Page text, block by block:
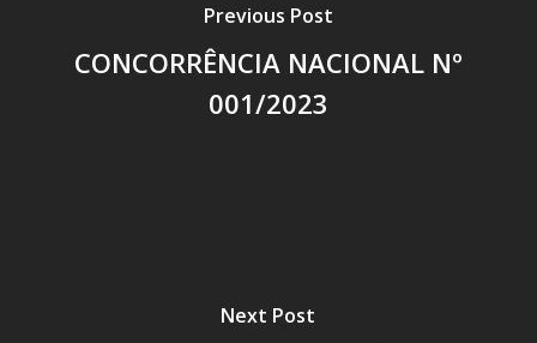
Previous Post
CONCORRÊNCIA NACIONAL Nº
001/2023
Next Post